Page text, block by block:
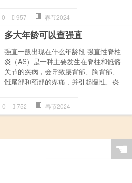
0 957 春节2024
多大年龄可以查强直
强直一般出现在什么年龄段 强直性脊柱
炎（AS）是一种主要发生在脊柱和骶髂
关节的疾病，会导致腰背部、胸背部、
骶尾部和颈部的疼痛，并引起慢性、炎
0 752 春节2024
☚